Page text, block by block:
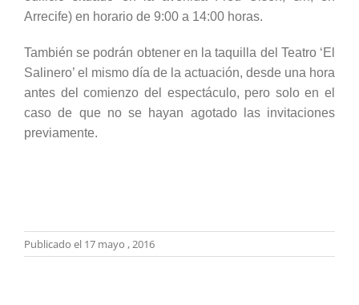
Arrecife) en horario de 9:00 a 14:00 horas.
También se podrán obtener en la taquilla del Teatro ‘El
Salinero’ el mismo día de la actuación, desde una hora
antes del comienzo del espectáculo, pero solo en el
caso de que no se hayan agotado las invitaciones
previamente.
Publicado el 17 mayo , 2016